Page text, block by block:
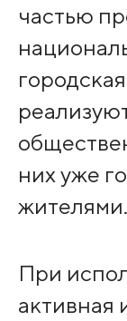
частью
них уже
жителями.
При
активная